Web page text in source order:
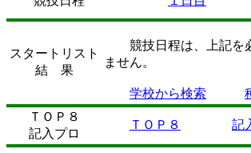
スタートリスト
結 果
競技日程は、上記を必
ません。
学校から検索
ＴＯＰ８
記入プロ
ＴＯＰ８ 記